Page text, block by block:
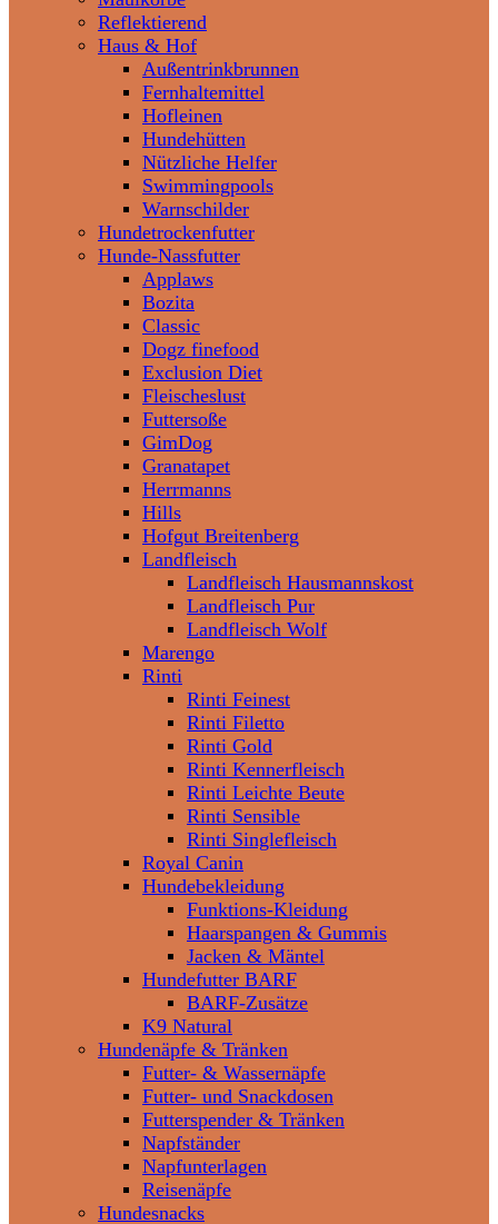
Reflektierend
Haus & Hof
Außentrinkbrunnen
Fernhaltemittel
Hofleinen
Hundehütten
Nützliche Helfer
Swimmingpools
Warnschilder
Hundetrockenfutter
Hunde-Nassfutter
Applaws
Bozita
Classic
Dogz finefood
Exclusion Diet
Fleischeslust
Futtersoße
GimDog
Granatapet
Herrmanns
Hills
Hofgut Breitenberg
Landfleisch
Landfleisch Hausmannskost
Landfleisch Pur
Landfleisch Wolf
Marengo
Rinti
Rinti Feinest
Rinti Filetto
Rinti Gold
Rinti Kennerfleisch
Rinti Leichte Beute
Rinti Sensible
Rinti Singlefleisch
Royal Canin
Hundebekleidung
Funktions-Kleidung
Haarspangen & Gummis
Jacken & Mäntel
Hundefutter BARF
BARF-Zusätze
K9 Natural
Hundenäpfe & Tränken
Futter- & Wassernäpfe
Futter- und Snackdosen
Futterspender & Tränken
Napfständer
Napfunterlagen
Reisenäpfe
Hundesnacks